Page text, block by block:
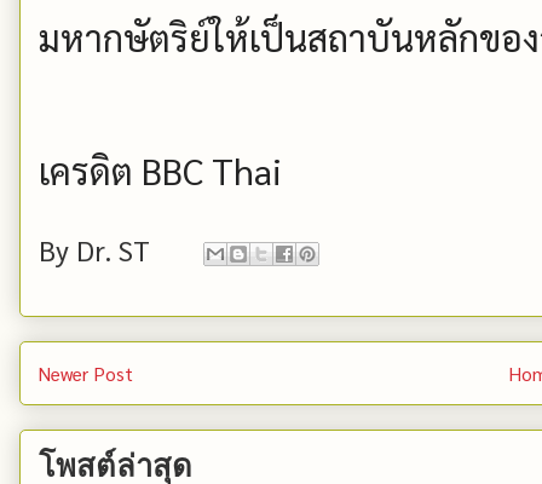
มหากษัตริย์ให้เป็นสถาบันหลักขอ
เครดิต BBC Thai
By Dr. ST
Newer Post
โพสต์ล่าสุด